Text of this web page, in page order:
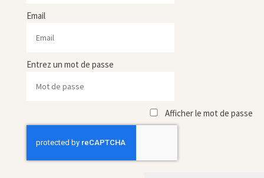
Email
Entrez un mot de passe
Afficher le mot de passe